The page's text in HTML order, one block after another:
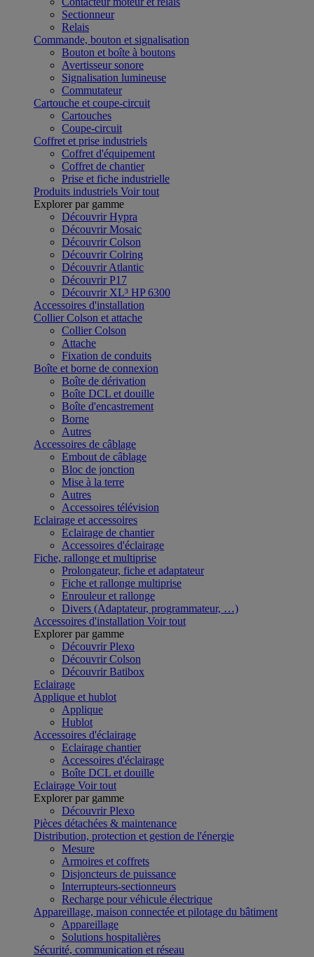
Sectionneur
Relais
Commande, bouton et signalisation
Bouton et boîte à boutons
Avertisseur sonore
Signalisation lumineuse
Commutateur
Cartouche et coupe-circuit
Cartouches
Coupe-circuit
Coffret et prise industriels
Coffret d'équipement
Coffret de chantier
Prise et fiche industrielle
Produits industriels Voir tout
Explorer par gamme
Découvrir Hypra
Découvrir Mosaic
Découvrir Colson
Découvrir Colring
Découvrir Atlantic
Découvrir P17
Découvrir XL³ HP 6300
Accessoires d'installation
Collier Colson et attache
Collier Colson
Attache
Fixation de conduits
Boîte et borne de connexion
Boîte de dérivation
Boîte DCL et douille
Boîte d'encastrement
Borne
Autres
Accessoires de câblage
Embout de câblage
Bloc de jonction
Mise à la terre
Autres
Accessoires télévision
Eclairage et accessoires
Eclairage de chantier
Accessoires d'éclairage
Fiche, rallonge et multiprise
Prolongateur, fiche et adaptateur
Fiche et rallonge multiprise
Enrouleur et rallonge
Divers (Adaptateur, programmateur, …)
Accessoires d'installation Voir tout
Explorer par gamme
Découvrir Plexo
Découvrir Colson
Découvrir Batibox
Eclairage
Applique et hublot
Applique
Hublot
Accessoires d'éclairage
Eclairage chantier
Accessoires d'éclairage
Boîte DCL et douille
Eclairage Voir tout
Explorer par gamme
Découvrir Plexo
Pièces détachées & maintenance
Distribution, protection et gestion de l'énergie
Mesure
Armoires et coffrets
Disjoncteurs de puissance
Interrupteurs-sectionneurs
Recharge pour véhicule électrique
Appareillage, maison connectée et pilotage du bâtiment
Appareillage
Solutions hospitalières
Sécurité, communication et réseau